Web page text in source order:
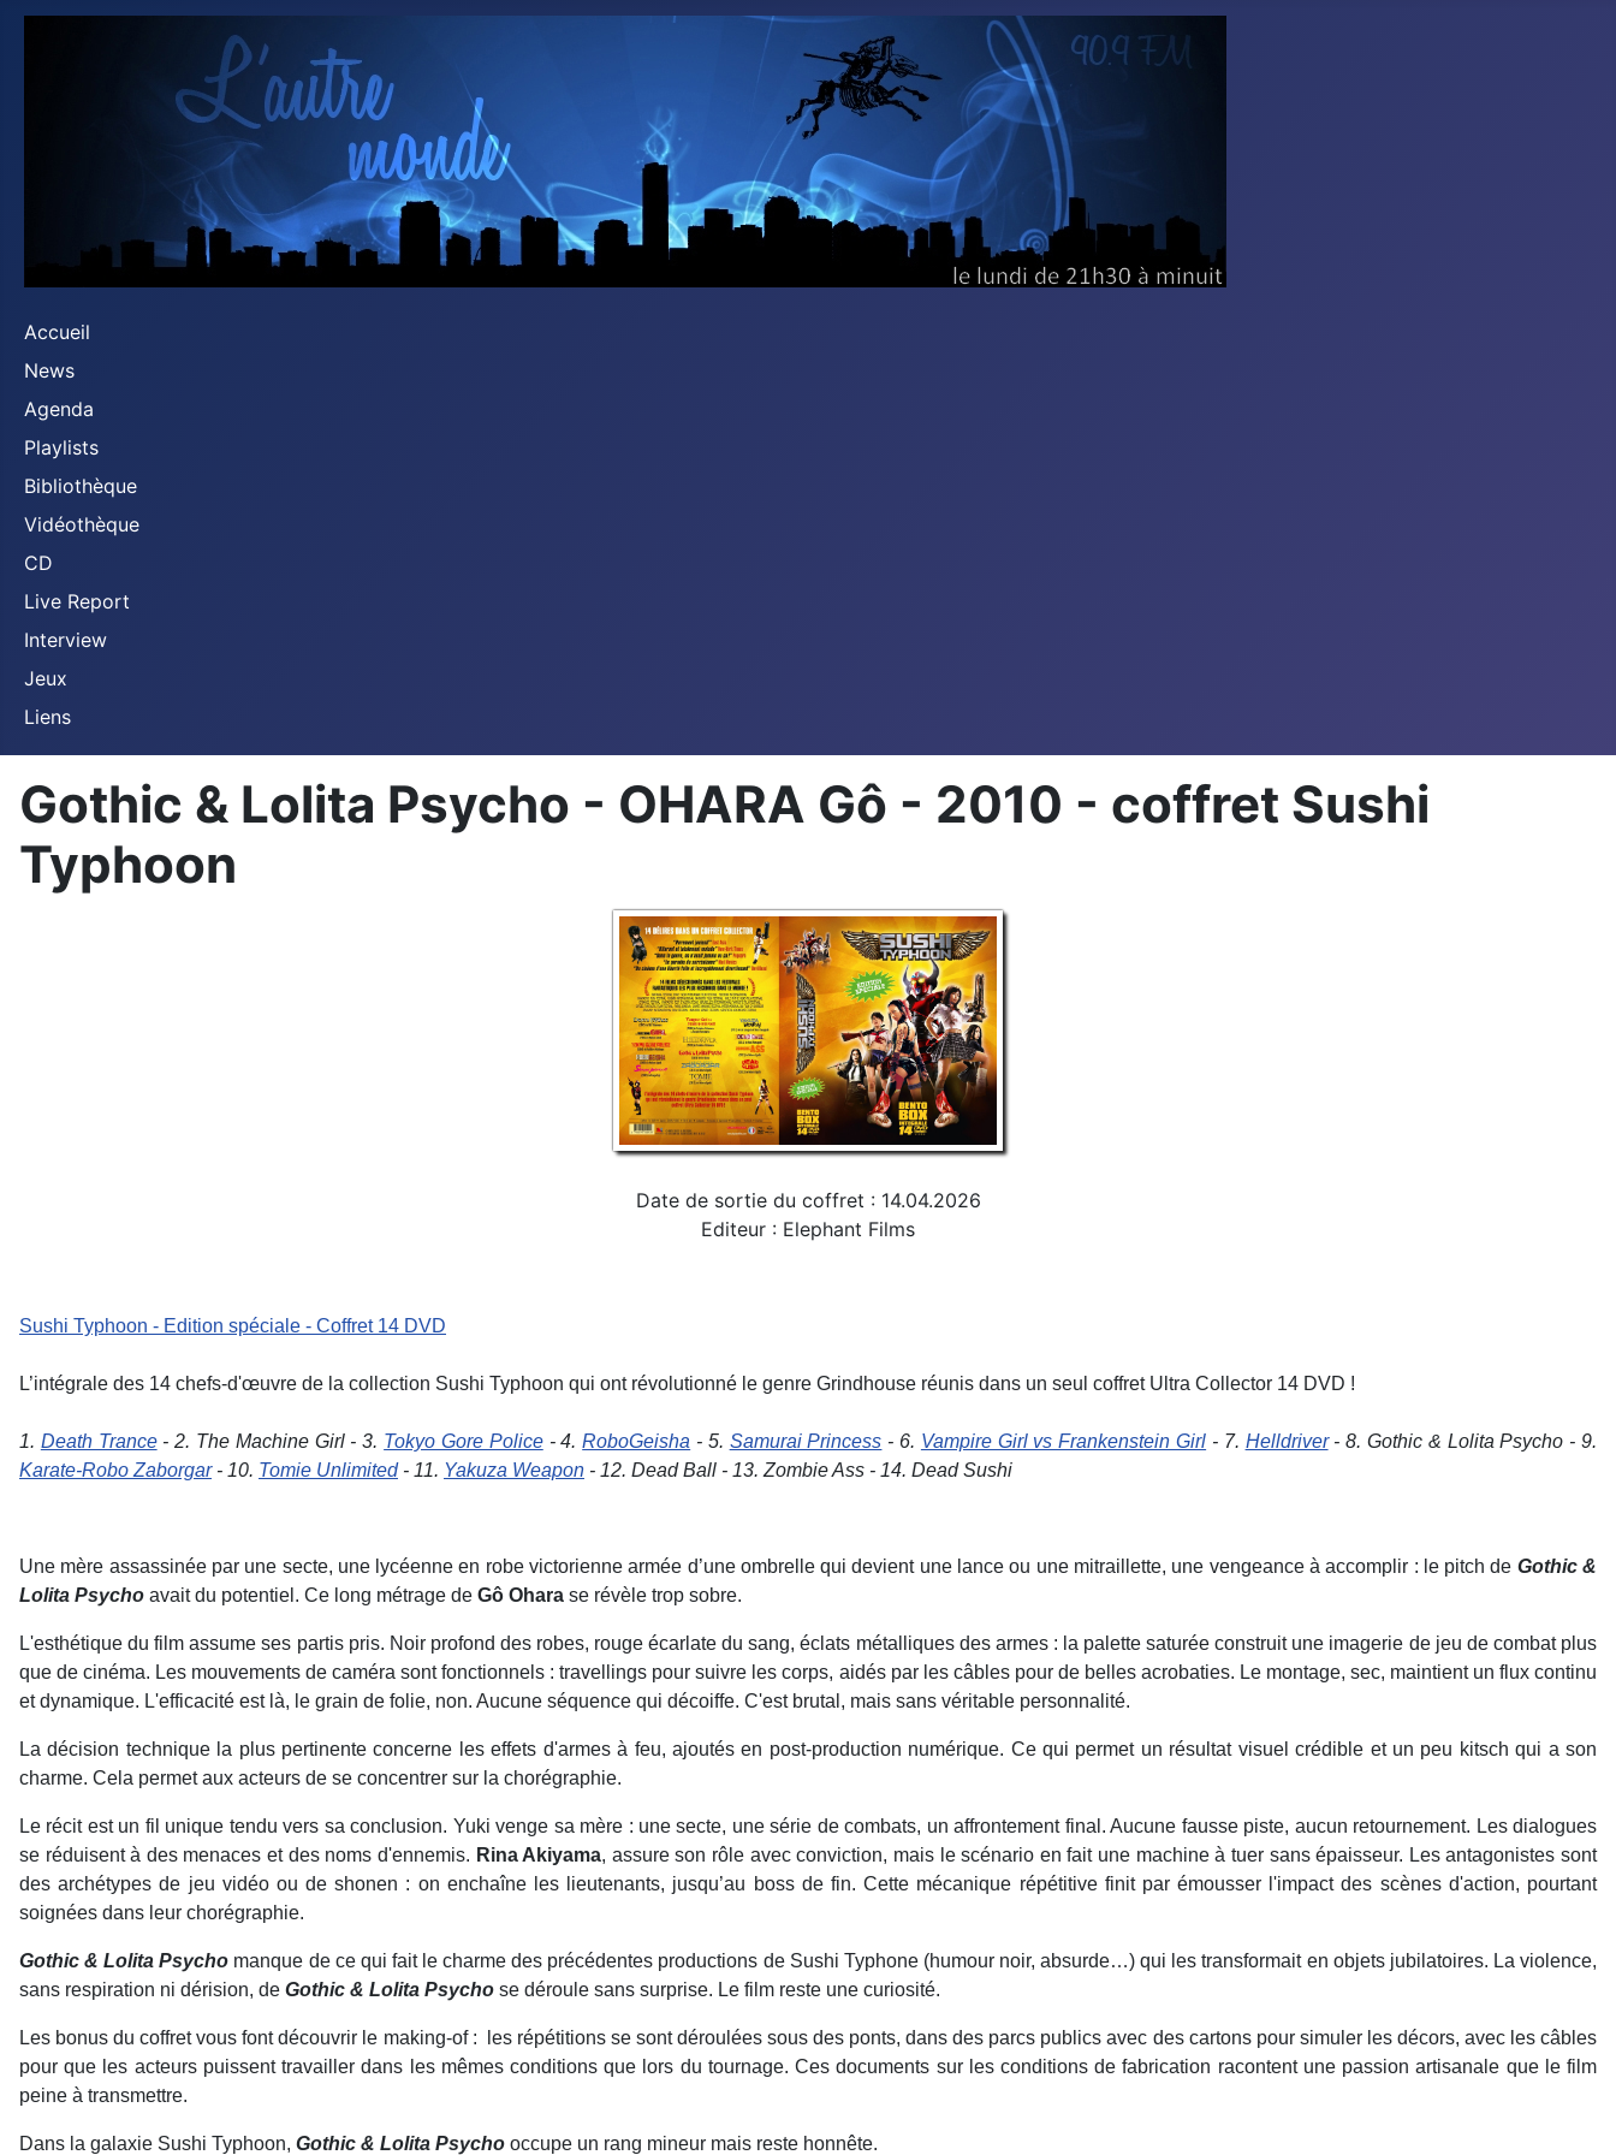
Accueil
News
Agenda
Playlists
Bibliothèque
Vidéothèque
CD
Live Report
Interview
Jeux
Liens
Gothic & Lolita Psycho - OHARA Gô - 2010 - coffret Sushi
Typhoon
Date de sortie du coffret : 14.04.2026
Editeur : Elephant Films
Sushi Typhoon - Edition spéciale - Coffret 14 DVD
L’intégrale des 14 chefs-d'œuvre de la collection Sushi Typhoon qui ont révolutionné le genre Grindhouse réunis dans un seul coffret Ultra Collector 14 DVD !
1. Death Trance- 2. The Machine Girl - 3. Tokyo Gore Police- 4.RoboGeisha - 5. Samurai Princess - 6. Vampire Girl vs Frankenstein Girl - 7. Helldriver- 8. Gothic & Lolita Psycho - 9.
Karate-Robo Zaborgar- 10. Tomie Unlimited- 11. Yakuza Weapon - 12. Dead Ball - 13. Zombie Ass - 14. Dead Sushi
Une mère assassinée par une secte, une lycéenne en robe victorienne armée d’une ombrelle qui devient une lance ou une mitraillette, une vengeance à accomplir : le pitch de Gothic &
Lolita Psycho avait du potentiel. Ce long métrage de Gô Ohara se révèle trop sobre.
L'esthétique du film assume ses partis pris. Noir profond des robes, rouge écarlate du sang, éclats métalliques des armes : la palette saturée construit une imagerie de jeu de combat plus
que de cinéma. Les mouvements de caméra sont fonctionnels : travellings pour suivre les corps, aidés par les câbles pour de belles acrobaties. Le montage, sec, maintient un flux continu
et dynamique. L'efficacité est là, le grain de folie, non. Aucune séquence qui décoiffe. C'est brutal, mais sans véritable personnalité.
La décision technique la plus pertinente concerne les effets d'armes à feu, ajoutés en post-production numérique. Ce qui permet un résultat visuel crédible et un peu kitsch qui a son
charme. Cela permet aux acteurs de se concentrer sur la chorégraphie.
Le récit est un fil unique tendu vers sa conclusion. Yuki venge sa mère : une secte, une série de combats, un affrontement final. Aucune fausse piste, aucun retournement. Les dialogues
se réduisent à des menaces et des noms d'ennemis. Rina Akiyama, assure son rôle avec conviction, mais le scénario en fait une machine à tuer sans épaisseur. Les antagonistes sont
des archétypes de jeu vidéo ou de shonen : on enchaîne les lieutenants, jusqu’au boss de fin. Cette mécanique répétitive finit par émousser l'impact des scènes d'action, pourtant
soignées dans leur chorégraphie.
Gothic & Lolita Psycho manque de ce qui fait le charme des précédentes productions de Sushi Typhone (humour noir, absurde…) qui les transformait en objets jubilatoires. La violence,
sans respiration ni dérision, de Gothic & Lolita Psycho se déroule sans surprise. Le film reste une curiosité.
Les bonus du coffret vous font découvrir le making-of :
les répétitions se sont déroulées sous des ponts, dans des parcs publics avec des cartons pour simuler les décors, avec les câbles
pour que les acteurs puissent travailler dans les mêmes conditions que lors du tournage. Ces documents sur les conditions de fabrication racontent une passion artisanale que le film
peine à transmettre.
Dans la galaxie Sushi Typhoon, Gothic & Lolita Psycho occupe un rang mineur mais reste honnête.